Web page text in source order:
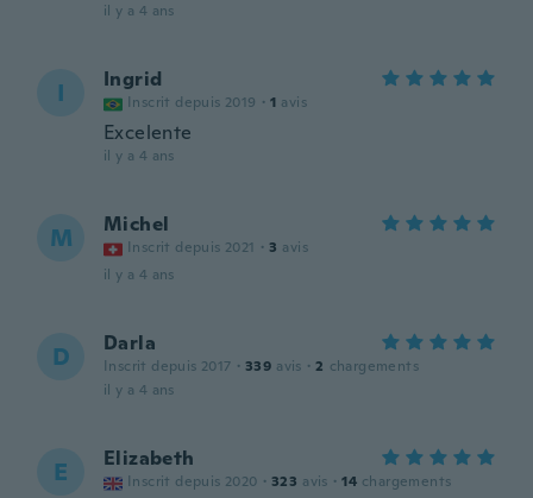
il y a 4 ans
I Ingrid
Inscrit depuis 2019 · 1 avis
Excelente
il y a 4 ans
M Michel
Inscrit depuis 2021 · 3 avis
il y a 4 ans
D Darla
Inscrit depuis 2017 · 339 avis · 2 chargements
il y a 4 ans
E Elizabeth
Inscrit depuis 2020 · 323 avis · 14 chargements